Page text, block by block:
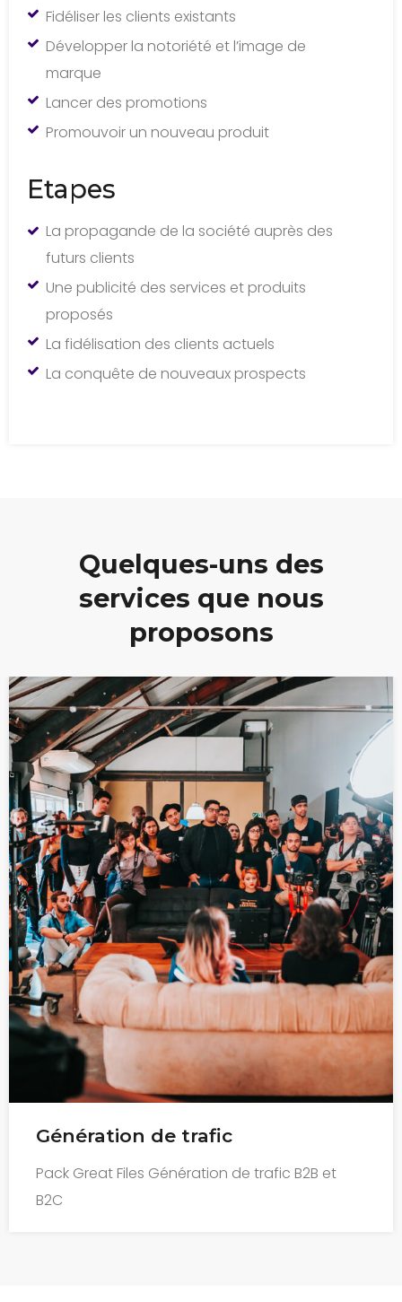
Fidéliser les clients existants
Développer la notoriété et l’image de
marque
Lancer des promotions
Promouvoir un nouveau produit
Etapes
La propagande de la société auprès des
futurs clients
Une publicité des services et produits
proposés
La fidélisation des clients actuels
La conquête de nouveaux prospects
Quelques-uns des
services que nous
proposons
Permanence téléphonique
Pack nice reception Réception d’appels,